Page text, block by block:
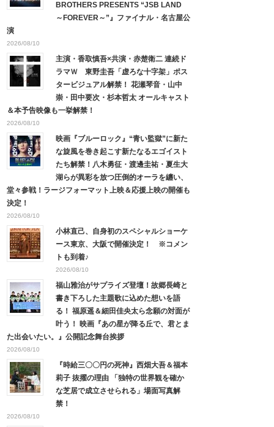
BROTHERS PRESENTS “JSB LAND
～FOREVER～”』ファイナル・名古屋公
演
2026/08/10
主演・香取慎吾×共演・赤楚衛二 連続ド
ラマＷ 東野圭吾「虚ろな十字架」ポス
タービジュアル解禁！ 花瀬琴音・山中
崇・田中要次・杉本哲太 オールキャスト
＆本予告映像も一挙解禁！
2026/08/10
映画『ブルーロック』“青い監獄”に新た
な旋風を巻き起こす新たなるエゴイスト
たち解禁！八木勇征・渡邊圭祐・夏生大
湖らが異彩を放つ圧倒的オーラを纏い、
堂々参戦！ラージフォーマット上映＆応援上映の開催も
決定！
2026/08/10
小林直己、自身初のスペシャルショーケ
ース東京、大阪で開催決定！ ※コメン
トも到着♪
2026/08/10
福山雅治がサプライズ登壇！故郷長崎と
書き下ろした主題歌に込めた想いを語
る！ 福原遥＆細田佳央太ら念願の対面が
叶う！ 映画『あの星が降る丘で、君とま
た出会いたい。』公開記念舞台挨拶
2026/08/10
『時給三〇〇円の死神』西畑大吾＆福本
莉子 抜擢の理由 「独特の世界観を確か
な芝居で成立させられる」場面写真解
禁！
2026/08/10